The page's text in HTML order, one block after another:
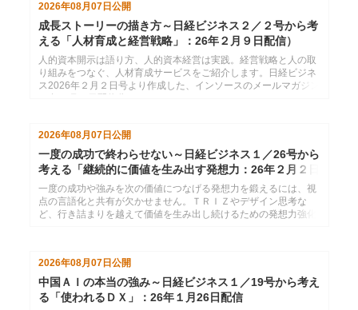
2026年08月07日 公開
成長ストーリーの描き方～日経ビジネス２／２号から考
える「人材育成と経営戦略」：26年２月９日配信）
人的資本開示は語り方、人的資本経営は実践。経営戦略と人の取
り組みをつなぐ、人材育成サービスをご紹介します。日経ビジネ
ス2026年２月２日号より作成した、インソースのメールマガジン
2026年08月07日公開
一度の成功で終わらせない～日経ビジネス１／26号から
考える「継続的に価値を生み出す発想力：26年２月２日
配信
一度の成功や強みを次の価値につなげる発想力を鍛えるには、視
点の言語化と共有が欠かせません。ＴＲＩＺやデザイン思考な
ど、行き詰まりを越えて価値を生み出し続けるための発想力強化
2026年08月07日 公開
中国ＡＩの本当の強み～日経ビジネス１／19号から考え
る「使われるＤＸ」：26年１月26日配信